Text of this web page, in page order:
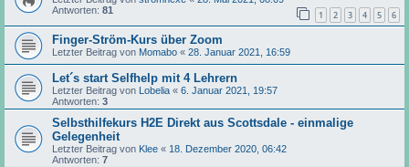
Antworten: 81 1 2 3 4 5 6
Finger-Ström-Kurs über Zoom
Letzter Beitrag von Momabo « 28. Januar 2021, 16:59
Let´s start Selfhelp mit 4 Lehrern
Letzter Beitrag von Lobelia « 6. Januar 2021, 19:57
Antworten: 3
Selbsthilfekurs H2E Direkt aus Scottsdale - einmalige
Gelegenheit
Letzter Beitrag von Klee « 18. Dezember 2020, 06:42
Antworten: 7